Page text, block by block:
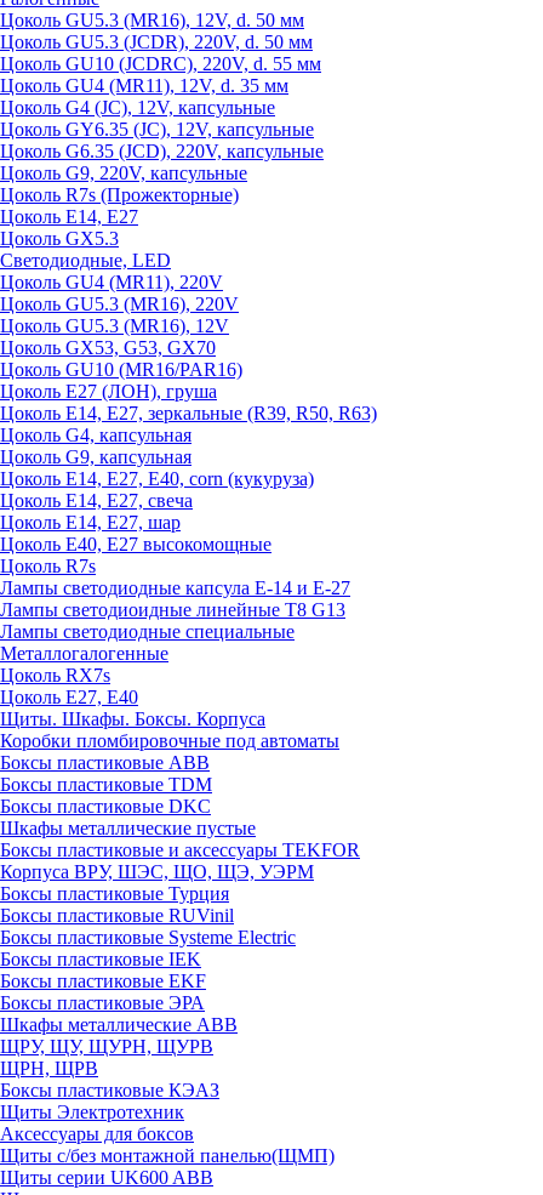
Цоколь GU5.3 (MR16), 12V, d. 50 мм
Цоколь GU5.3 (JCDR), 220V, d. 50 мм
Цоколь GU10 (JCDRC), 220V, d. 55 мм
Цоколь GU4 (MR11), 12V, d. 35 мм
Цоколь G4 (JC), 12V, капсульные
Цоколь GY6.35 (JC), 12V, капсульные
Цоколь G6.35 (JCD), 220V, капсульные
Цоколь G9, 220V, капсульные
Цоколь R7s (Прожекторные)
Цоколь E14, E27
Цоколь GX5.3
Светодиодные, LED
Цоколь GU4 (MR11), 220V
Цоколь GU5.3 (MR16), 220V
Цоколь GU5.3 (MR16), 12V
Цоколь GX53, G53, GX70
Цоколь GU10 (MR16/PAR16)
Цоколь Е27 (ЛОН), груша
Цоколь Е14, Е27, зеркальные (R39, R50, R63)
Цоколь G4, капсульная
Цоколь G9, капсульная
Цоколь Е14, Е27, Е40, corn (кукуруза)
Цоколь Е14, Е27, свеча
Цоколь Е14, Е27, шар
Цоколь Е40, Е27 высокомощные
Цоколь R7s
Лампы светодиодные капсула Е-14 и Е-27
Лампы светодиоидные линейные T8 G13
Лампы светодиодные специальные
Металлогалогенные
Цоколь RX7s
Цоколь Е27, E40
Щиты. Шкафы. Боксы. Корпуса
Коробки пломбировочные под автоматы
Боксы пластиковые ABB
Боксы пластиковые TDM
Боксы пластиковые DKC
Шкафы металлические пустые
Боксы пластиковые и аксессуары TEKFOR
Корпуса ВРУ, ШЭС, ЩО, ЩЭ, УЭРМ
Боксы пластиковые Турция
Боксы пластиковые RUVinil
Боксы пластиковые Systeme Electric
Боксы пластиковые IEK
Боксы пластиковые EKF
Боксы пластиковые ЭРА
Шкафы металлические ABB
ЩРУ, ЩУ, ЩУРН, ЩУРВ
ЩРН, ЩРВ
Боксы пластиковые КЭАЗ
Щиты Электротехник
Аксессуары для боксов
Щиты с/без монтажной панелью(ЩМП)
Щиты серии UK600 ABB